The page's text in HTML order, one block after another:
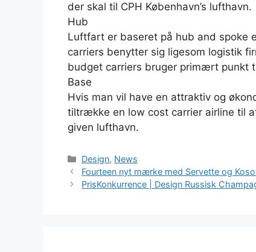
der skal til CPH København’s lufthavn.
Hub
Luftfart er baseret på hub and spoke
carriers benytter sig ligesom logistik
budget carriers bruger primært punkt
Base
Hvis man vil have en attraktiv og
tiltrække en low cost carrier airline til
given lufthavn.
Kategorier
Design, News
Fourteen nyt mærke med Servette og
PrisKonkurrence | Design Russisk